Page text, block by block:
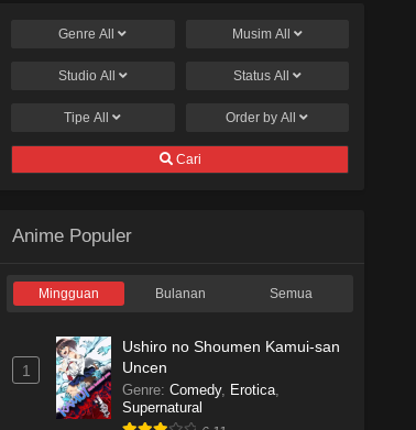
GenreAll Musim All
Studio All Status All
TipeAll Order byAll
Cari
Anime Populer
Mingguan Bulanan Semua
1
Ushiro no Shoumen Kamui-san
Uncen
Genre: Comedy, Erotica,
Supernatural